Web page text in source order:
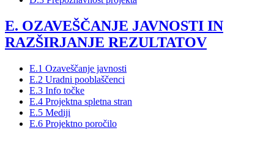
E. OZAVEŠČANJE JAVNOSTI IN
RAZŠIRJANJE REZULTATOV
E.1 Ozaveščanje javnosti
E.2 Uradni pooblaščenci
E.3 Info točke
E.4 Projektna spletna stran
E.5 Mediji
E.6 Projektno poročilo